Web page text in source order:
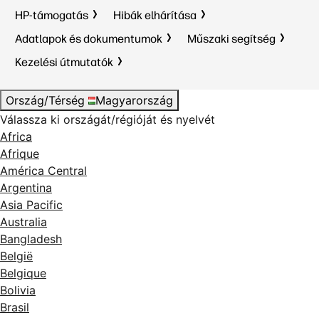
HP-támogatás
Hibák elhárítása
Adatlapok és dokumentumok
Műszaki segítség
Kezelési útmutatók
Ország/Térség
Magyarország
Válassza ki országát/régióját és nyelvét
Africa
Afrique
América Central
Argentina
Asia Pacific
Australia
Bangladesh
België
Belgique
Bolivia
Brasil